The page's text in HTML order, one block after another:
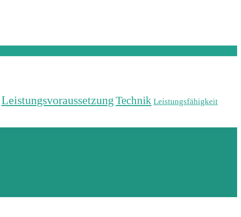
LeistungsvoraussetzungTechnik Leistungsfähigkeit